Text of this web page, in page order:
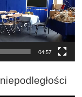
04:57